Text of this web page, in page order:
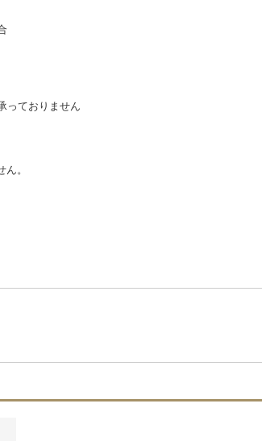
っておりません
。